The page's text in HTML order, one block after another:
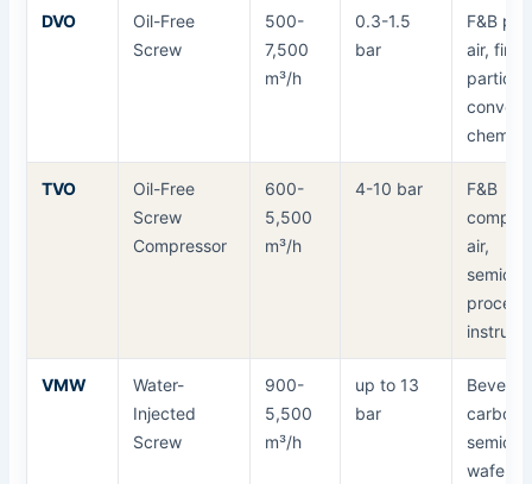
DVO
Oil-Free
Screw
500-
7,500
m³/h
0.3-1.5
bar
F&B
air, fine
particle
TVO
Oil-Free
Screw
Compressor
600-
5,500
m³/h
4-10 bar
F&B
air,
VMW
Water-
Injected
Screw
900-
5,500
m³/h
up to 13
bar
wafer